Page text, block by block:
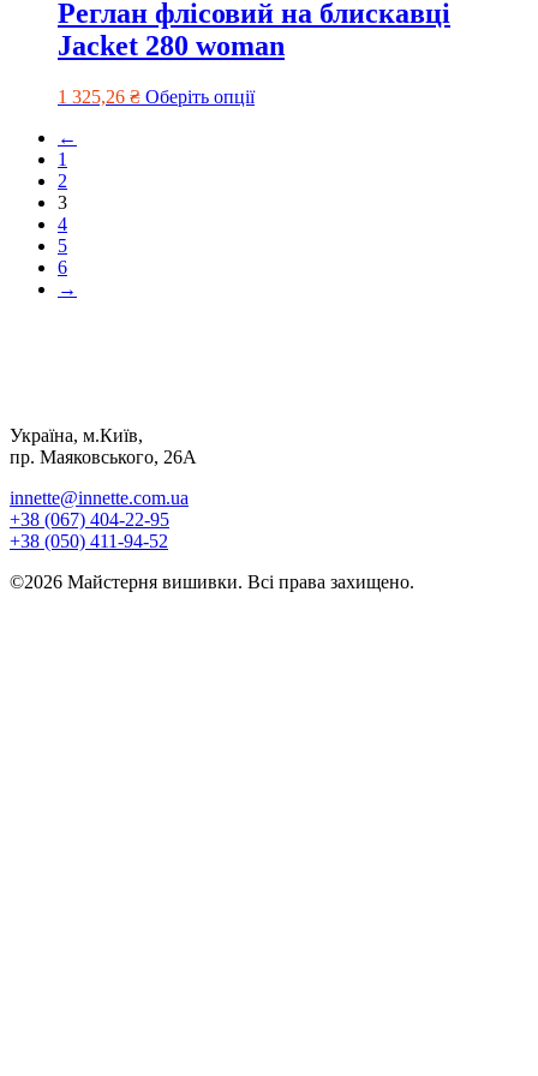
Реглан флісовий на блискавці
Jacket 280 woman
1 325,26 ₴ Оберіть опції
←
1
2
3
4
5
6
→
Україна, м.Київ,
пр. Маяковського, 26А
innette@innette.com.ua
+38 (067) 404-22-95
+38 (050) 411-94-52
©2026 Майстерня вишивки. Всі права захищено.